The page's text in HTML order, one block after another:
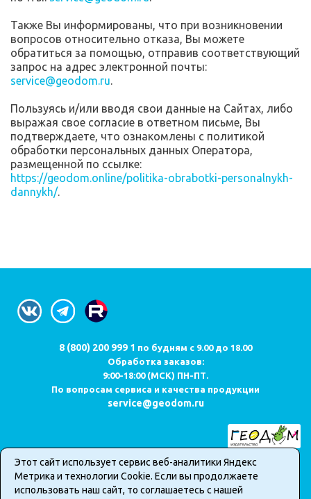
Также Вы информированы, что при возникновении
вопросов относительно отказа, Вы можете
обратиться за помощью, отправив соответствующий
запрос на адрес электронной почты:
service@geodom.ru.
Пользуясь и/или вводя свои данные на Сайтах, либо
выражая свое согласие в ответном письме, Вы
подтверждаете, что ознакомлены с политикой
обработки персональных данных Оператора,
размещенной по ссылке:
https://geodom.online/politika-obrabotki-personalnykh-
dannykh/.
8 (800) 200 999 1 по будням с 9.00 до 18.00
Обработка заказов:
9:00-18:00 (МСК) ПН-ПТ.
По вопросам сервиса и качества продукции
service@geodom.ru
Карта сайта
Публичная оферта о продаже товаров в интернет-магазине
Этот сайт использует сервис веб-аналитики Яндекс
Метрика и технологии Cookie. Если вы продолжаете
использовать наш сайт, то соглашаетесь с нашей